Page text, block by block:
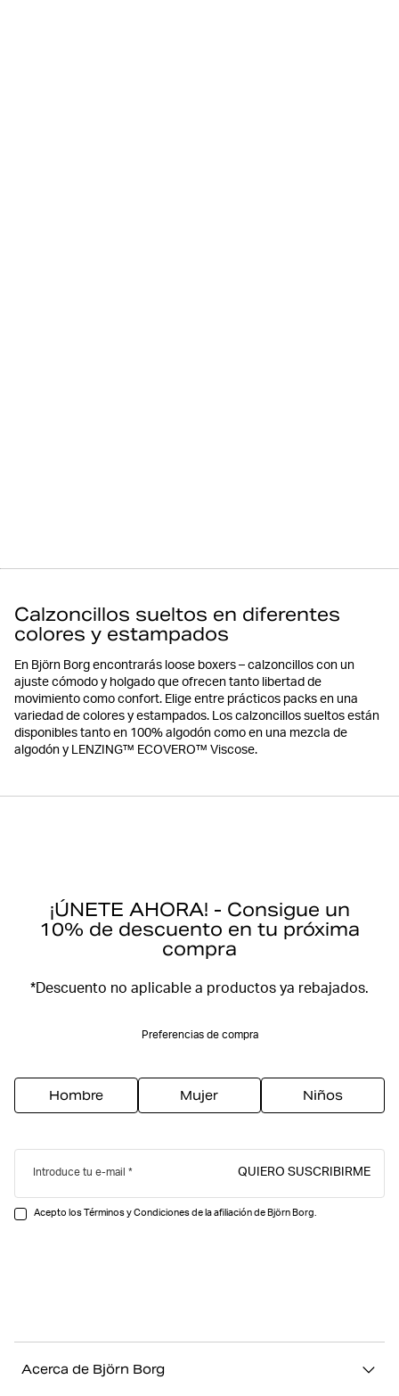
Calzoncillos sueltos en diferentes
colores y estampados
En Björn Borg encontrarás loose boxers – calzoncillos con un
ajuste cómodo y holgado que ofrecen tanto libertad de
movimiento como confort. Elige entre prácticos packs en una
variedad de colores y estampados. Los calzoncillos sueltos están
disponibles tanto en 100% algodón como en una mezcla de
algodón y LENZING™ ECOVERO™ Viscose.
¡ÚNETE AHORA! - Consigue un
10% de descuento en tu próxima
compra
*Descuento no aplicable a productos ya rebajados.
Preferencias de compra
Hombre Mujer Niños
Introduce tu e-mail QUIERO SUSCRIBIRME
Acepto los Términos y Condiciones de la afiliación de Björn Borg.
Acerca de Björn Borg